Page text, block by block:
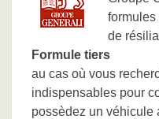
formules
de
Formule tiers
au cas où vous
indispensables pour
possèdez un véhicule